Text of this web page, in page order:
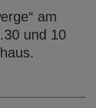
am
und 10